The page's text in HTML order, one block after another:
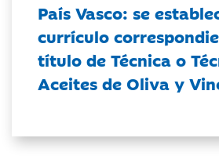
País Vasco: se
currículo
título de Técnica o
Aceites de Oliva y